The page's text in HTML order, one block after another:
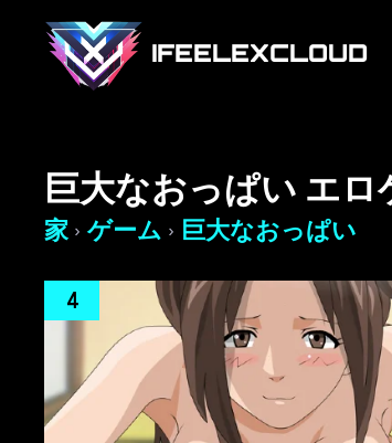
IFEELEXCLOUD
巨大なおっぱい エ
家 › ゲーム › 巨大なおっぱい
4